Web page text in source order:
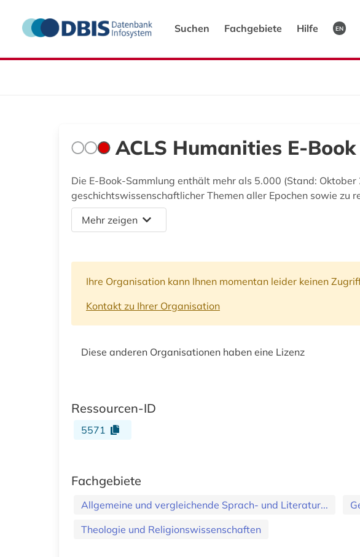
Suchen Fachgebiete Hilfe EN
ACLS Humanities E-Book
Die E-Book-Sammlung enthält mehr als 5.000 (Stand:
geschichtswissenschaftlicher Themen aller Epochen sowie
Mehr zeigen
Ihre Organisation kann Ihnen momentan leider keinen
Kontakt zu Ihrer Organisation
Diese anderen Organisationen haben eine Lizenz
Ressourcen-ID
5571
Fachgebiete
Allgemeine und vergleichende Sprach- und Literatur...
Theologie und Religionswissenschaften